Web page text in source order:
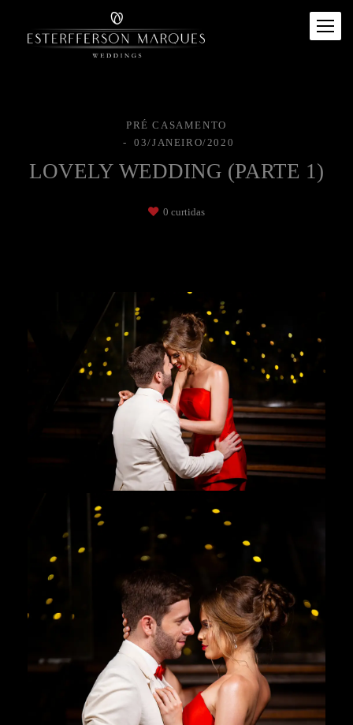
PRÉ CASAMENTO
03/JANEIRO/2020
LOVELY WEDDING (PARTE 1)
0 curtidas